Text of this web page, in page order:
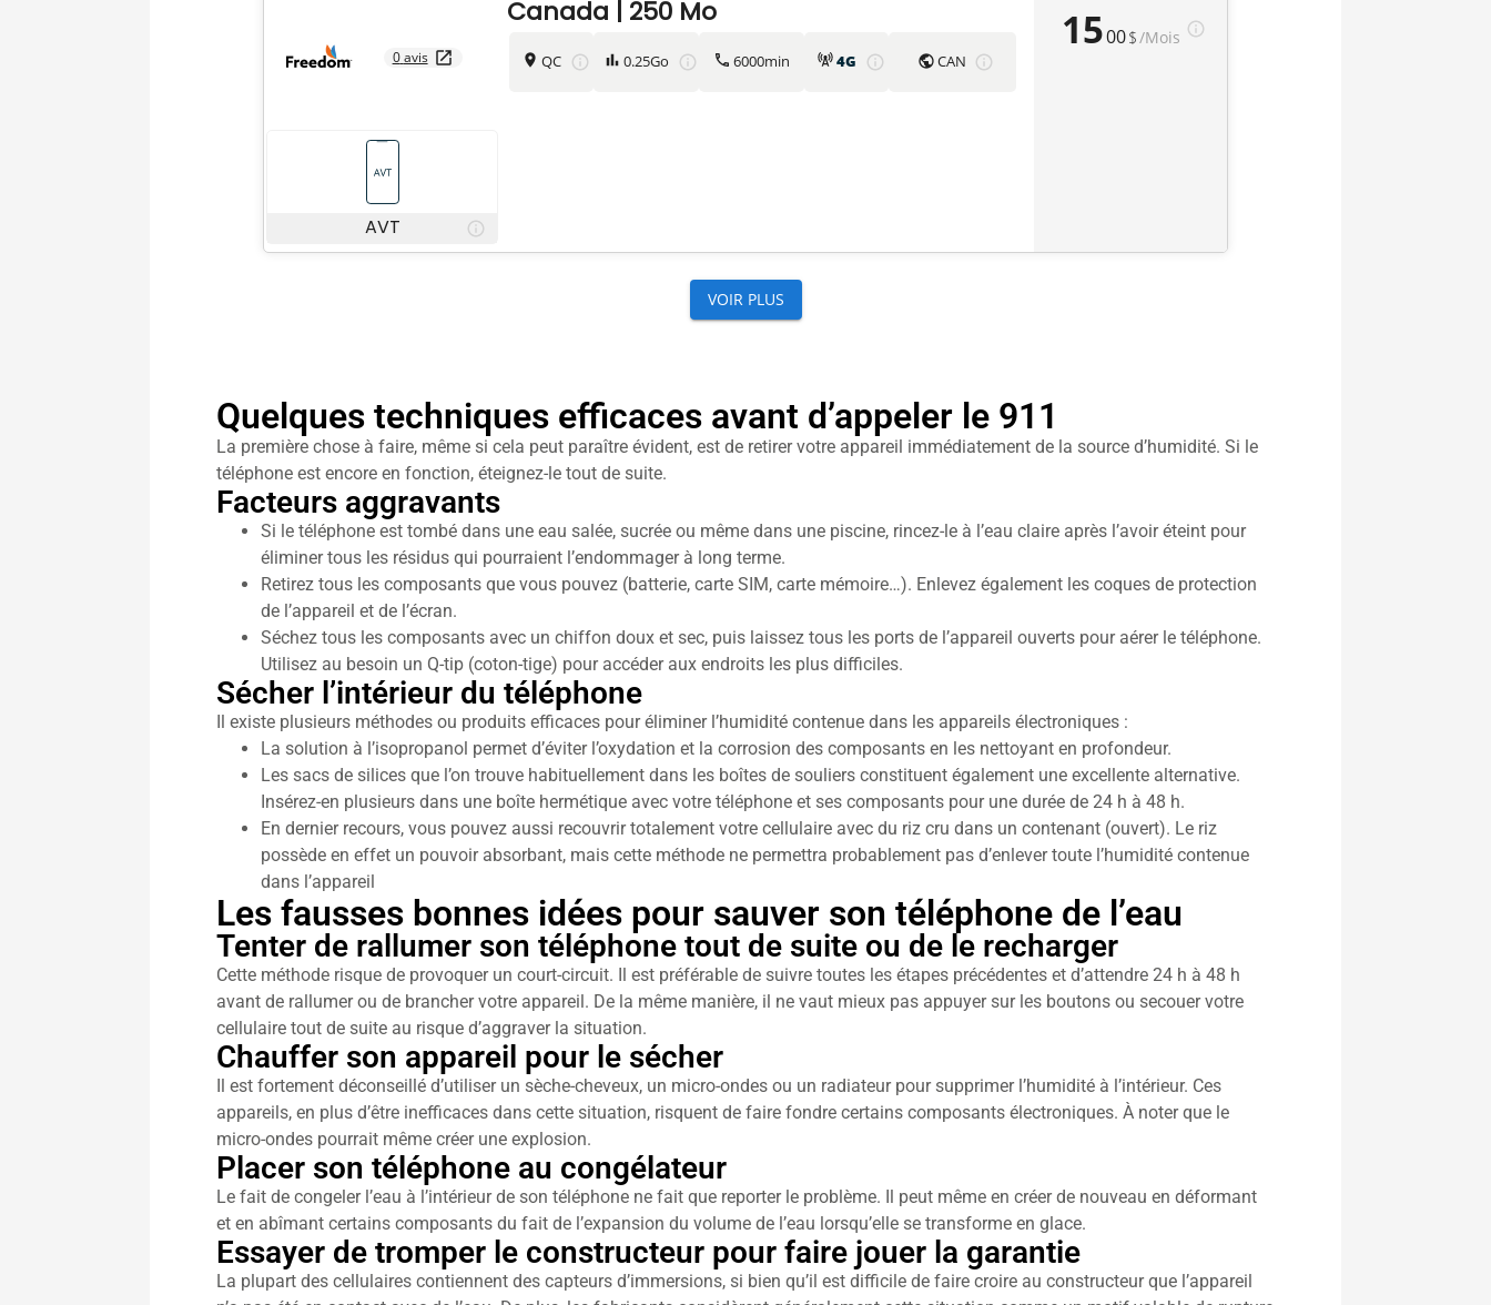
Quelques techniques efficaces avant d’appeler le 911
La première chose à faire, même si cela peut paraître évident, est de retirer votre appareil immédiatement de la source d’humidité. Si le
téléphone est encore en fonction, éteignez-le tout de suite.
Facteurs aggravants
Si le téléphone est tombé dans une eau salée, sucrée ou même dans une piscine, rincez-le à l’eau claire après l’avoir éteint pour
éliminer tous les résidus qui pourraient l’endommager à long terme.
Retirez tous les composants que vous pouvez (batterie, carte SIM, carte mémoire…). Enlevez également les coques de protection
de l’appareil et de l’écran.
Séchez tous les composants avec un chiffon doux et sec, puis laissez tous les ports de l’appareil ouverts pour aérer le téléphone.
Utilisez au besoin un Q-tip (coton-tige) pour accéder aux endroits les plus difficiles.
Sécher l’intérieur du téléphone
Il existe plusieurs méthodes ou produits efficaces pour éliminer l’humidité contenue dans les appareils électroniques :
La solution à l’isopropanol permet d’éviter l’oxydation et la corrosion des composants en les nettoyant en profondeur.
Les sacs de silices que l’on trouve habituellement dans les boîtes de souliers constituent également une excellente alternative.
Insérez-en plusieurs dans une boîte hermétique avec votre téléphone et ses composants pour une durée de 24 h à 48 h.
En dernier recours, vous pouvez aussi recouvrir totalement votre cellulaire avec du riz cru dans un contenant (ouvert). Le riz
possède en effet un pouvoir absorbant, mais cette méthode ne permettra probablement pas d’enlever toute l’humidité contenue
dans l’appareil
Les fausses bonnes idées pour sauver son téléphone de l’eau
Tenter de rallumer son téléphone tout de suite ou de le recharger
Cette méthode risque de provoquer un court-circuit. Il est préférable de suivre toutes les étapes précédentes et d’attendre 24 h à 48 h
avant de rallumer ou de brancher votre appareil. De la même manière, il ne vaut mieux pas appuyer sur les boutons ou secouer votre
cellulaire tout de suite au risque d’aggraver la situation.
Chauffer son appareil pour le sécher
Il est fortement déconseillé d’utiliser un sèche-cheveux, un micro-ondes ou un radiateur pour supprimer l’humidité à l’intérieur. Ces
appareils, en plus d’être inefficaces dans cette situation, risquent de faire fondre certains composants électroniques. À noter que le
micro-ondes pourrait même créer une explosion.
Placer son téléphone au congélateur
Le fait de congeler l’eau à l’intérieur de son téléphone ne fait que reporter le problème. Il peut même en créer de nouveau en déformant
et en abîmant certains composants du fait de l’expansion du volume de l’eau lorsqu’elle se transforme en glace.
Essayer de tromper le constructeur pour faire jouer la garantie
La plupart des cellulaires contiennent des capteurs d’immersions, si bien qu’il est difficile de faire croire au constructeur que l’appareil